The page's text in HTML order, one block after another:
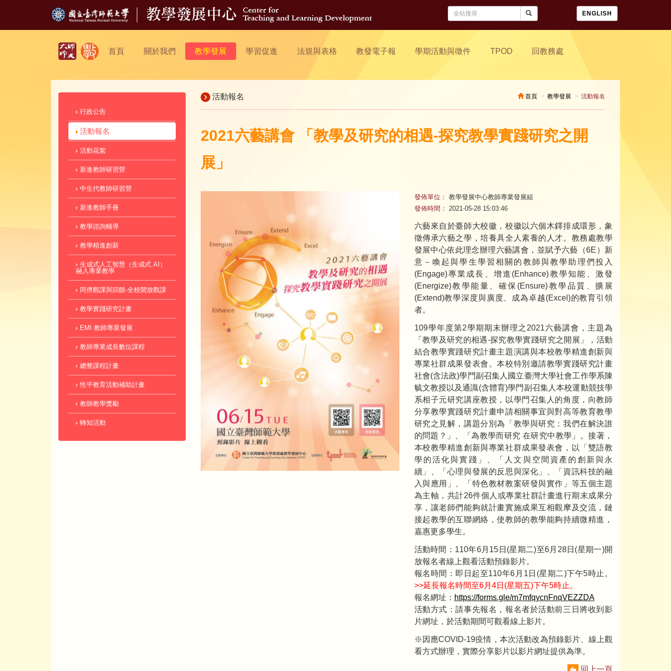
ENGLISH
首頁 關於我們 教學發展 學習促進 法規與表格 教發電子報 學期活動與徵件 TPOD 回教務處
行政公告
活動報名
活動花絮
新進教師研習營
中生代教師研習營
新進教師手冊
教學諮詢輔導
教學精進創新
生成式人工智慧（生成式 AI）
融入專業教學
同儕觀課與回饋-全校開放觀課
教學實踐研究計畫
EMI 教師專業發展
教師專業成長數位課程
總整課程計畫
性平教育活動補助計畫
教師教學獎勵
轉知活動
活動報名 首頁 教學發展 活動報名
2021六藝講會 「教學及研究的相遇-探究教學實踐研究之開
展」
發佈單位： 教學發展中心教師專業發展組
發佈時間： 2021-05-28 15:03:46
六藝來自於臺師大校徽，校徽以六個木鐸排成環形，象
徵傳承六藝之學，培養具全人素養的人才。教務處教學
發展中心依此理念辦理六藝講會，並賦予六藝（6E）新
意－喚起與學生學習相關的教師與教學助理們投入
(Engage)專業成長、增進(Enhance)教學知能、激發
(Energize)教學能量、確保(Ensure)教學品質、擴展
(Extend)教學深度與廣度、成為卓越(Excel)的教育引領
者。
109學年度第2學期期末辦理之2021六藝講會，主題為
「教學及研究的相遇-探究教學實踐研究之開展」，活動
結合教學實踐研究計畫主題演講與本校教學精進創新與
專業社群成果發表會。本校特別邀請教學實踐研究計畫
社會(含法政)學門副召集人國立臺灣大學社會工作學系陳
毓文教授以及通識(含體育)學門副召集人本校運動競技學
系相子元研究講座教授，以學門召集人的角度，向教師
分享教學實踐研究計畫申請相關事宜與對高等教育教學
研究之見解，講題分別為「教學與研究：我們在解決誰
的問題？」、「為教學而研究 在研究中教學」。接著，
本校教學精進創新與專業社群成果發表會，以「雙語教
學的活化與實踐」、「人文與空間資產的創新與永
續」、「心理與發展的反思與深化」、「資訊科技的融
入與應用」、「特色教材教案研發與實作」等五個主題
為主軸，共計26件個人或專業社群計畫進行期末成果分
享，讓老師們能夠就計畫實施成果互相觀摩及交流，鏈
接起教學的互聯網絡，使教師的教學能夠持續微精進，
嘉惠更多學生。
活動時間：110年6月15日(星期二)至6月28日(星期一)開
放報名者線上觀看活動預錄影片。
報名時間：即日起至110年6月1日(星期二)下午5時止。
>>延長報名時間至6月4日(星期五)下午5時止。
報名網址： https://forms.gle/m7mfqycnFnqVEZZDA
活動方式：請事先報名，報名者於活動前三日將收到影
片網址，於活動期間可觀看線上影片。
※因應COVID-19疫情，本次活動改為預錄影片、線上觀
看方式辦理，實際分享影片以影片網址提供為準。
回上一頁